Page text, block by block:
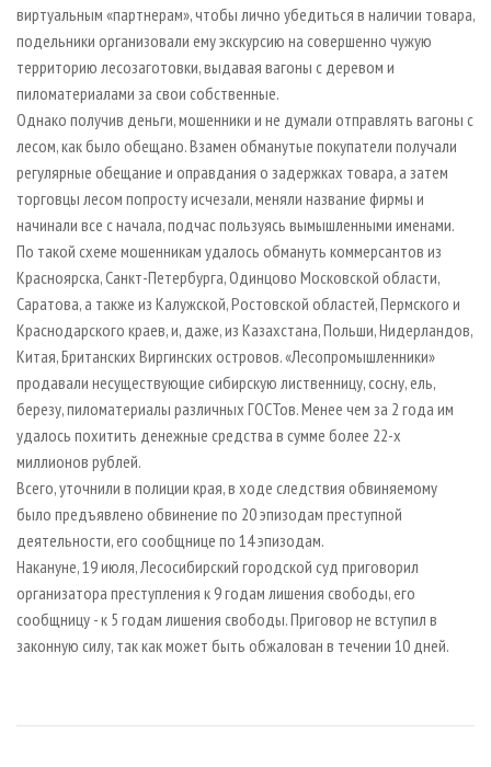
виртуальным «партнерам», чтобы лично убедиться в наличии товара,
подельники организовали ему экскурсию на совершенно чужую
территорию лесозаготовки, выдавая вагоны с деревом и
пиломатериалами за свои собственные.
Однако получив деньги, мошенники и не думали отправлять вагоны с
лесом, как было обещано. Взамен обманутые покупатели получали
регулярные обещание и оправдания о задержках товара, а затем
торговцы лесом попросту исчезали, меняли название фирмы и
начинали все с начала, подчас пользуясь вымышленными именами.
По такой схеме мошенникам удалось обмануть коммерсантов из
Красноярска, Санкт-Петербурга, Одинцово Московской области,
Саратова, а также из Калужской, Ростовской областей, Пермского и
Краснодарского краев, и, даже, из Казахстана, Польши, Нидерландов,
Китая, Британских Виргинских островов. «Лесопромышленники»
продавали несуществующие сибирскую лиственницу, сосну, ель,
березу, пиломатериалы различных ГОСТов. Менее чем за 2 года им
удалось похитить денежные средства в сумме более 22-х
миллионов рублей.
Всего, уточнили в полиции края, в ходе следствия обвиняемому
было предъявлено обвинение по 20 эпизодам преступной
деятельности, его сообщнице по 14 эпизодам.
Накануне, 19 июля, Лесосибирский городской суд приговорил
организатора преступления к 9 годам лишения свободы, его
сообщницу - к 5 годам лишения свободы. Приговор не вступил в
законную силу, так как может быть обжалован в течении 10 дней.